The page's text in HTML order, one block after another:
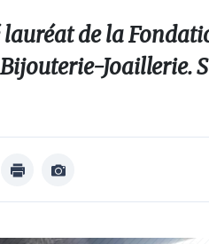
lauréat de la
Joaillerie.
print
Afficher